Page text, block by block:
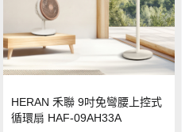
HERAN 禾聯 9吋免彎腰上控式
循環扇 HAF-09AH33A